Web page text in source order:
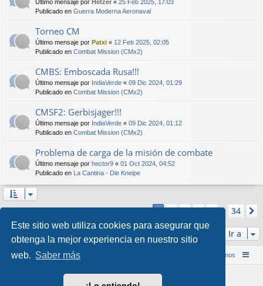
Este sitio web utiliza cookies para asegurar que
obtenga la mejor experiencia en nuestro sitio
web. Saber más
Último mensaje por Hetzer « 25 Feb 2025, 17:03
Publicado en Guerra Moderna Aeronaval
Torneo CM
Último mensaje por Patxi « 12 Feb 2025, 02:05
Publicado en Combat Mission (CMx2)
CMBS: Emboscada Rusa!!!
Último mensaje por IndiaVerde « 09 Dic 2024, 01:29
Publicado en Combat Mission (CMx2)
CMSF2: Gerbisjager!!!
Último mensaje por IndiaVerde « 09 Dic 2024, 01:12
Publicado en Combat Mission (CMx2)
Problema de carga de la misión de combate
Último mensaje por hector9 « 01 Oct 2024, 04:52
Publicado en La Cantina - Die Kneipe
Página1de34
1 2 3 4 5 … 34
Ir a
Inicio (Web) Foro Punta de Lanza Wargames Contáctenos
Desarrollado porphpBB® Forum Software © phpBB Limited